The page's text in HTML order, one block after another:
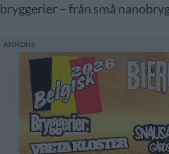
bryggerier – från små